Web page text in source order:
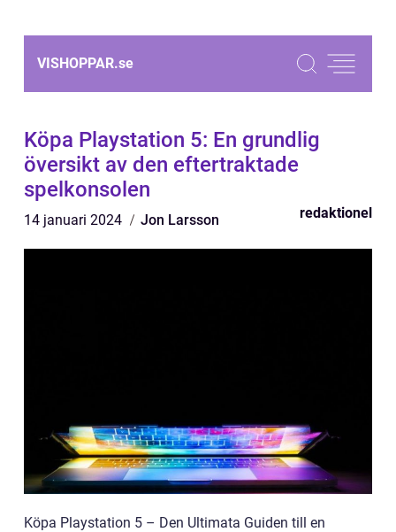
VISHOPPAR.se
Köpa Playstation 5: En grundlig
översikt av den eftertraktade
spelkonsolen
14 januari 2024 Jon Larsson redaktionel
Köpa Playstation 5 – Den Ultimata Guiden till en